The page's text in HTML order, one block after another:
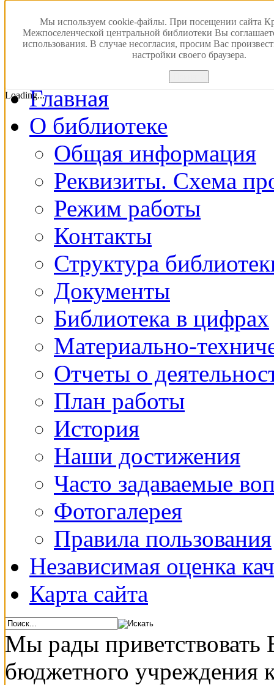
Мы используем cookie-файлы. При посещении сайта
Межпоселенческой центральной библиотеки Вы
использования. В случае несогласия, просим Вас
настройки своего браузера.
Loading...
Версия для
ПОИСК В
Главная
О библиотеке
Общая информация
Реквизиты. Схема
Режим работы
Контакты
Структура
Документы
Библиотека в цифрах
Материально-
Отчеты о
План работы
История
Наши достижения
Часто задаваемые
Фотогалерея
Правила пользования
Независимая оценка
Карта сайта
Мы рады приветствовать
бюджетного учреждения